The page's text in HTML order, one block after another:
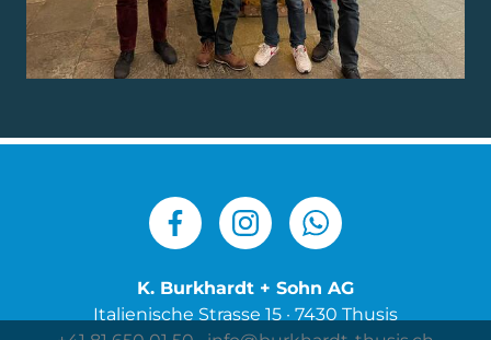
K. Burkhardt + Sohn AG
Italienische Strasse 15 · 7430 Thusis